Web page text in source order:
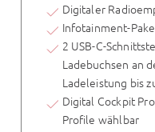
Digitaler
Infotainment-
2 USB-C-
Ladebuchsen an
Ladeleistung bis
Digital Cockpit
Profile wählbar